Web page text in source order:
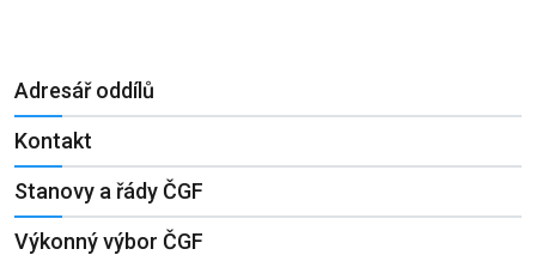
Adresář oddílů
Kontakt
Stanovy a řády ČGF
Výkonný výbor ČGF